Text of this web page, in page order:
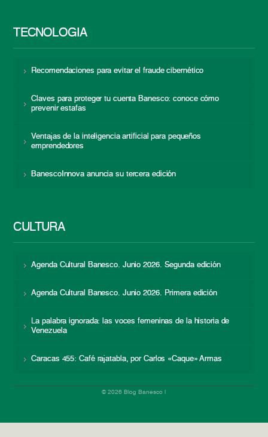
TECNOLOGÍA
Recomendaciones para evitar el fraude cibernético
Claves para proteger tu cuenta Banesco: conoce cómo
prevenir estafas
Ventajas de la inteligencia artificial para pequeños
emprendedores
BanescoInnova anuncia su tercera edición
CULTURA
Agenda Cultural Banesco. Junio 2026. Segunda edición
Agenda Cultural Banesco. Junio 2026. Primera edición
La palabra ignorada: las voces femeninas de la historia de
Venezuela
Caracas 455: Café rajatabla, por Carlos «Caque» Armas
© 2026 Blog Banesco |